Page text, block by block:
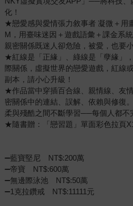
化！
★戀愛感與愛情張力敘事者 凝微＋用
M，用臺味迷因＋遊戲語彙＋課金系
親密關係既迷人卻危險，被愛，也要小
★紅線是「正緣」、綠線是「孽緣」
際關係，虛擬世界的戀愛遊戲，紅線
副本，請小心升級！
★作品當中穿插百合線、親情線、友
密關係中的連結、誤解、依賴與修復
柔與殘酷之間不斷學習──每個人都不
★隨書贈：「戀習題」單面彩色拉頁
➖藍寶堅尼 NT$:200萬
➖帝寶 NT$:600萬
➖無邊際泳池 NT$:50萬
➖1克拉鑽戒 NT$:11111元